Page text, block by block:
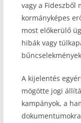
vagy a Fideszből
kormányképes
most előkerülő
hibák vagy
A kijelentés
mögötte jogi
kampányok, a